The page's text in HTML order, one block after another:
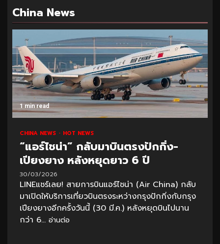
China News
1 min read
CHINA NEWS HOT NEWS
“แอร์ไชน่า” กลับมาบินตรงปักกิ่ง-
เปียงยาง หลังหยุดยาว 6 ปี
30/03/2026
LINEแชร์เลย! สายการบินแอร์ไชน่า (Air China) กลับ
มาเปิดให้บริการเที่ยวบินตรงระหว่างกรุงปักกิ่งกับกรุง
เปียงยางอีกครั้งวันนี้ (30 มี.ค.) หลังหยุดบินไปนาน
กว่า 6... อ่านต่อ